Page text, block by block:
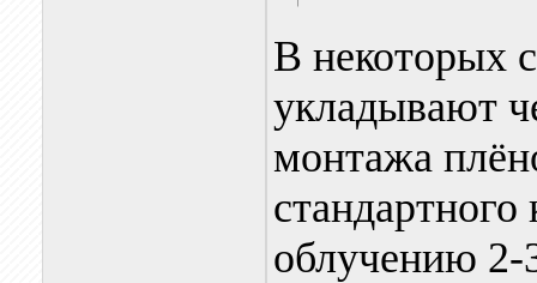
В некоторых
укладывают
монтажа
облучению 2-